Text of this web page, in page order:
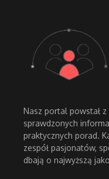
Nasz portal powstał
sprawdzonych
praktycznych porad.
zespół pasjonatów,
dbają o najwyższą